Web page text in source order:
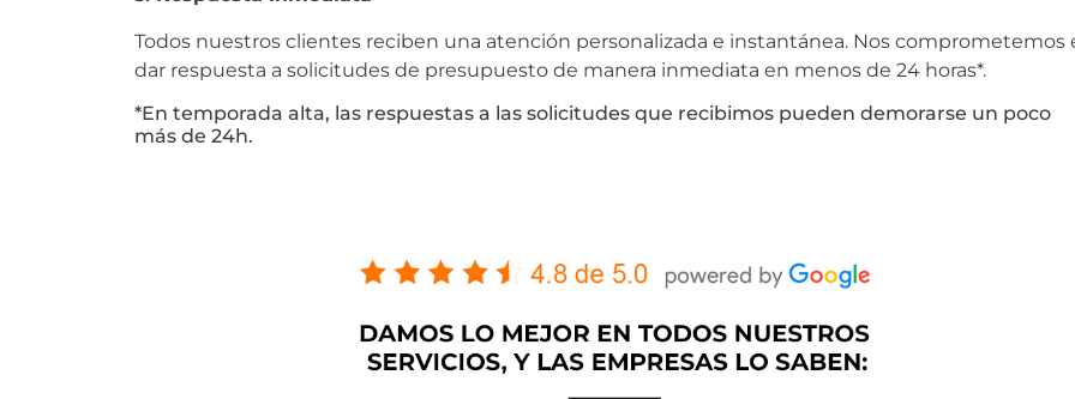
Todos nuestros clientes reciben una atención personalizada e instantánea. Nos comprometemos
dar respuesta a solicitudes de presupuesto de manera inmediata en menos de 24 horas*.
*En temporada alta, las respuestas a las solicitudes que recibimos pueden demorarse un poco
más de 24h.